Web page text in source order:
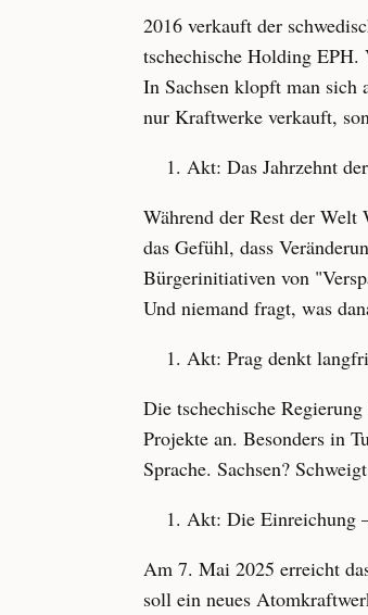
2016 verkauft der
tschechische Holding
In Sachsen klopft man sich
nur Kraftwerke verkauft,
Akt: Das Jahrzehnt
Während der Rest der Welt
das Gefühl, dass
Bürgerinitiativen von
Und niemand fragt, was
Akt: Prag denkt
Die tschechische
Projekte an. Besonders in
Sprache. Sachsen?
Akt: Die Einreichung
Am 7. Mai 2025 erreicht
soll ein neues